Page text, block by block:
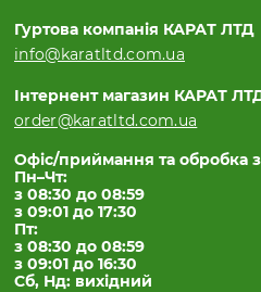
Гуртова компанія КАРАТ ЛТД
info@karatltd.com.ua
Інтернент магазин КАРАТ
order@karatltd.com.ua
Офіс/приймання та обробка
Пн–Чт:
з 08:30 до 08:59
з 09:01 до 17:30
Пт:
з 08:30 до 08:59
з 09:01 до 16:30
Сб, Нд: вихідний